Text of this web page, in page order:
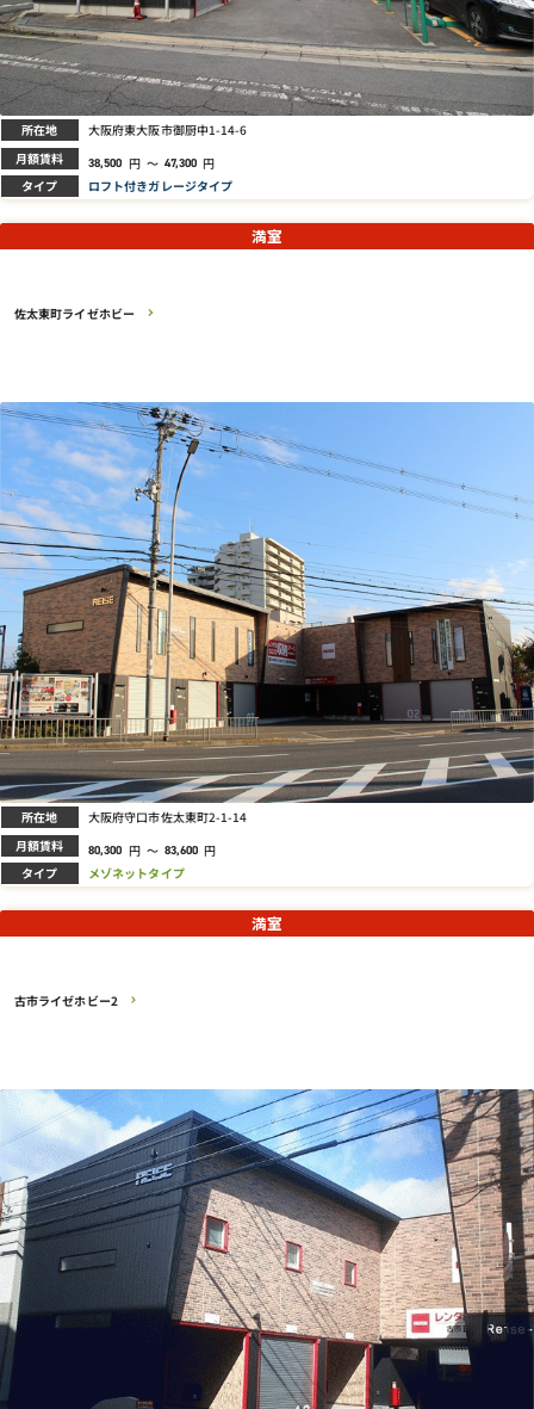
所在地 大阪府東大阪市御厨中1-14-6
月額賃料 38,500 円 ～ 47,300 円
タイプ ロフト付きガレージタイプ
佐太東町ライゼホビー
満室
所在地 大阪府守口市佐太東町2-1-14
月額賃料 80,300 円 ～ 83,600 円
タイプ メゾネットタイプ
古市ライゼホビー2
満室